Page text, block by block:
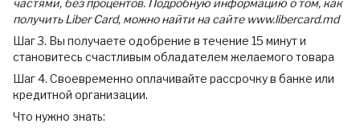
получить Liber Card, можно найти на сайте www.libercard.md
Шаг 3. Вы получаете одобрение в течение 15 минут и
становитесь счастливым обладателем желаемого товара
Шаг 4. Своевременно оплачивайте рассрочку в банке или
кредитной организации.
Что нужно знать: